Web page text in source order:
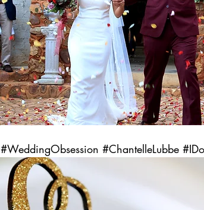
#WeddingObsession #ChantelleLubbe #IDo